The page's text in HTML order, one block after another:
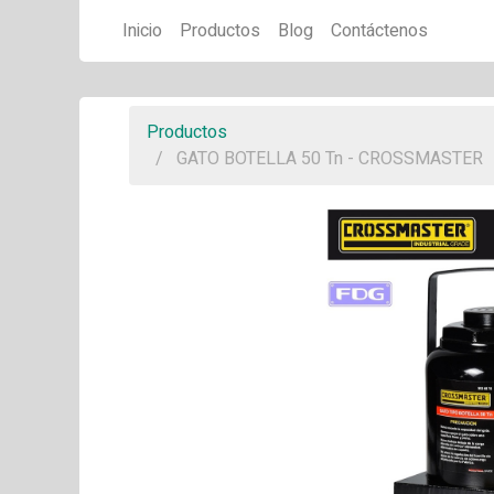
Inicio Productos Blog Contáctenos
Productos
GATO BOTELLA 50 Tn - CROSSMASTER